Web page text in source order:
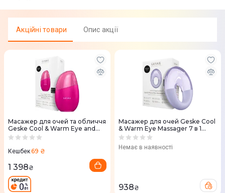
Акцiйнi товари Опис акції
Масажер для очей та обличчя
Geske Cool & Warm Eye and
Face Massager 7 в 1 Purple
Кешбек69 ₴
1 398₴
Масажер для очей Geske Cool
& Warm Eye Massager 7 в 1
Фіолетовий
Немає в наявності
938₴